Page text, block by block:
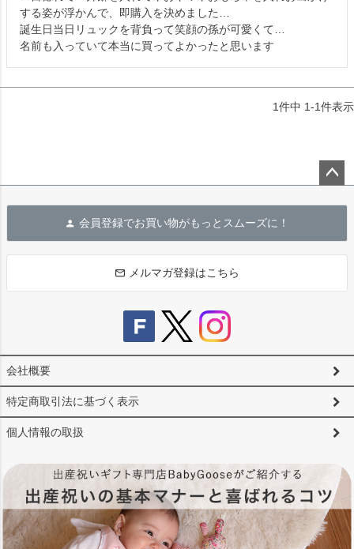
する姿が浮かんで、即購入を決めました…
誕生日当日リュックを背負って笑顔の孫が可愛くて…
名前も入っていて本当に買ってよかったと思います
1件中 1-1件表示
へ
会員登録でお買い物がもっとスムーズに！
メルマガ登録はこちら
会社概要
特定商取引法に基づく表示
個人情報の取扱